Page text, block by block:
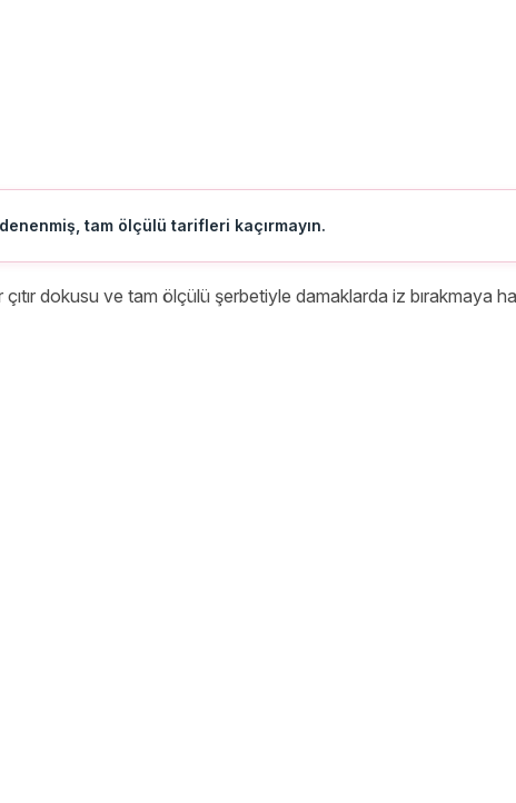
tam ölçülü tarifleri kaçırmayın.
çıtır dokusu ve tam ölçülü şerbetiyle damaklarda iz bırakmaya